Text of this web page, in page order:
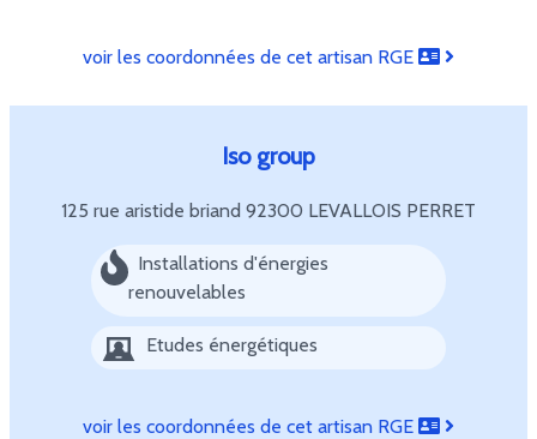
voir les coordonnées de cet artisan RGE
Iso group
125 rue aristide briand 92300 LEVALLOIS PERRET
Installations d'énergies
renouvelables
Etudes énergétiques
voir les coordonnées de cet artisan RGE